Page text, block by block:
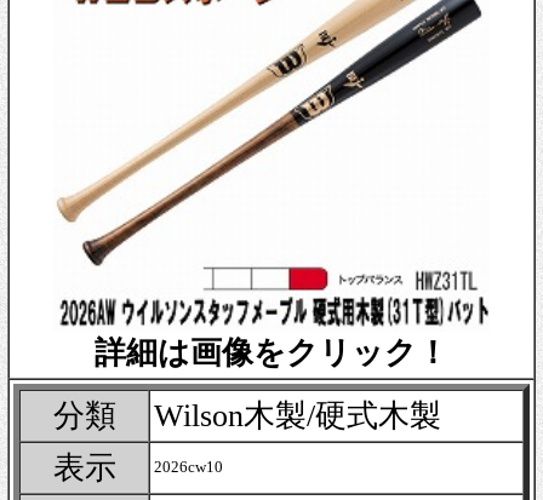
詳細は画像をクリック！
分類
Wilson木製/硬式木製
表示
2026cw10